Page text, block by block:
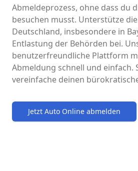
Abmeldeprozess, ohne dass du
besuchen musst. Unterstütze
Deutschland, insbesondere in
Entlastung der Behörden bei.
benutzerfreundliche Plattform
Abmeldung schnell und einfach.
vereinfache deinen
Jetzt Auto Online abmelden